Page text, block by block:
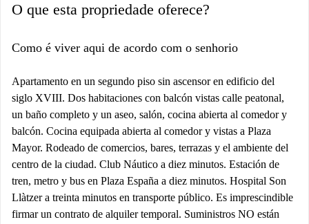
O que esta propriedade oferece?
Como é viver aqui de acordo com o senhorio
Apartamento en un segundo piso sin ascensor en edificio del
siglo XVIII. Dos habitaciones con balcón vistas calle peatonal,
un baño completo y un aseo, salón, cocina abierta al comedor y
balcón. Cocina equipada abierta al comedor y vistas a Plaza
Mayor. Rodeado de comercios, bares, terrazas y el ambiente del
centro de la ciudad. Club Náutico a diez minutos. Estación de
tren, metro y bus en Plaza España a diez minutos. Hospital Son
Llàtzer a treinta minutos en transporte público. Es imprescindible
firmar un contrato de alquiler temporal. Suministros NO están